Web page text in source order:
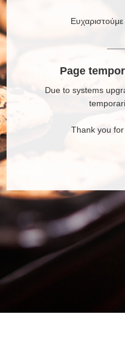
Ευχαριστούμε
Page
Due to systems
Thank you